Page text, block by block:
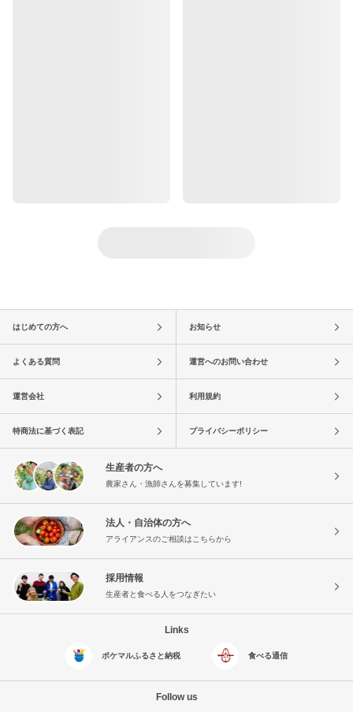
はじめての方へ お知らせ
よくある質問 運営へのお問い合わせ
運営会社 利用規約
特商法に基づく表記 プライバシーポリシー
生産者の方へ
農家さん・漁師さんを募集しています!
法人・自治体の方へ
アライアンスのご相談はこちらから
採用情報
生産者と食べる人をつなぎたい
Links
ポケマルふるさと納税 食べる通信
Follow us